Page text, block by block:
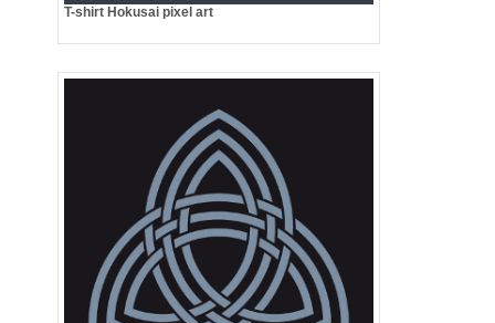
T-shirt Hokusai pixel art